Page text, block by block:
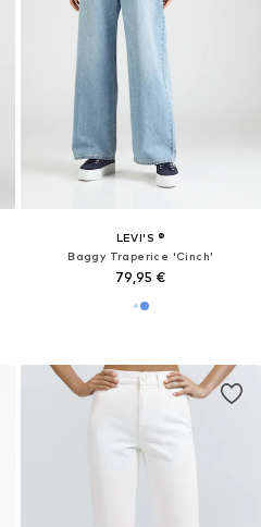
LEVI'S ®
Baggy Traperice 'Cinch'
79,95 €